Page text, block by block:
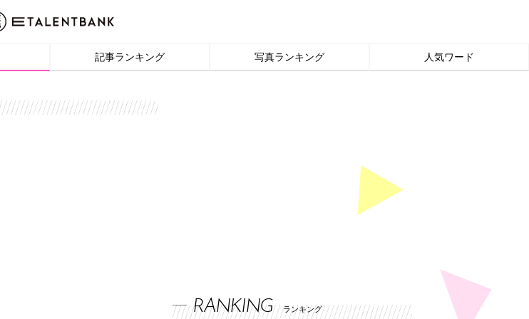
記事ランキング 写真ランキング 人気ワード
RANKING ランキング